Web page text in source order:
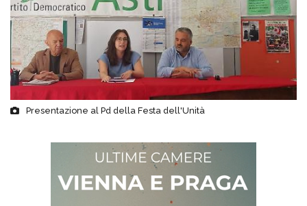
Presentazione al Pd della Festa dell'Unità